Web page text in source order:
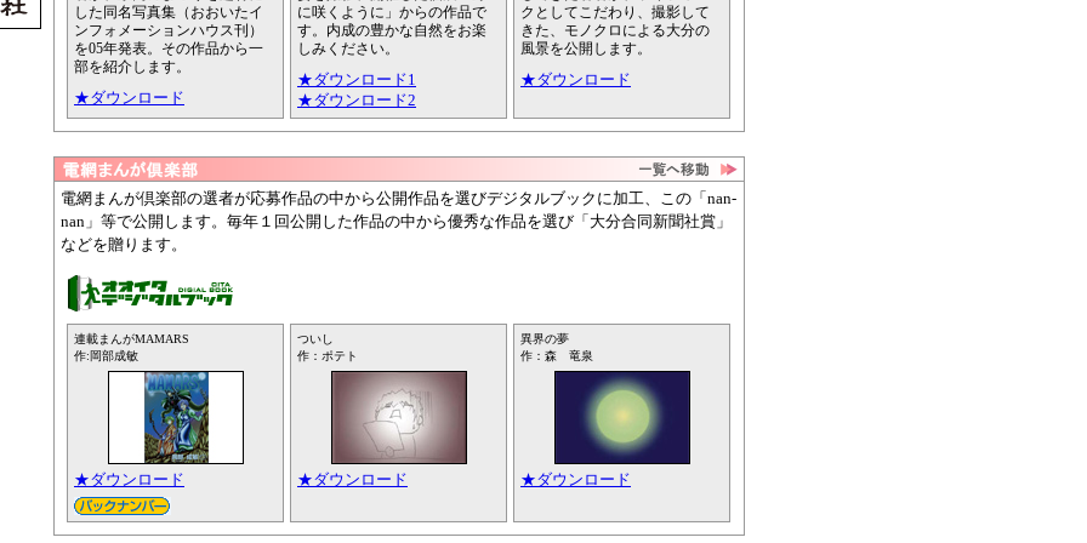
した同名写真集（おおいたイ
ンフォメーションハウス刊）
を05年発表。その作品から一
部を紹介します。
★ダウンロード
に咲くように」からの作品で
す。内成の豊かな自然をお楽
しみください。
★ダウンロード1
★ダウンロード2
クとしてこだわり、撮影して
きた、モノクロによる大分の
風景を公開します。
★ダウンロード
電網まんが倶楽部の選者が応募作品の中から公開作品を選びデジタルブックに加工、この「nan-
nan」等で公開します。毎年１回公開した作品の中から優秀な作品を選び「大分合同新聞社賞」
などを贈ります。
連載まんがMAMARS
作:岡部成敏
★ダウンロード
ついし
作：ポテト
★ダウンロード
異界の夢
作：森 竜泉
★ダウンロード